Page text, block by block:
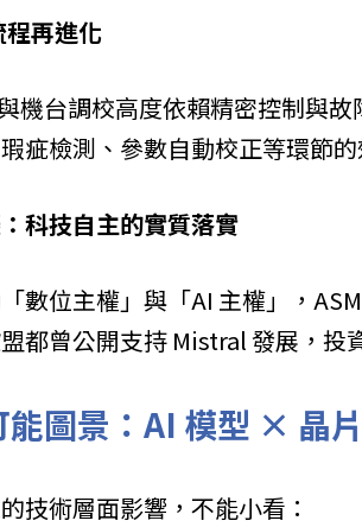
再進化
機台調校高度依賴精密控制與
疵檢測、參數自動校正等環節的
科技自主的實質落實
數位主權」與「AI 主權」，
都曾公開支持 Mistral 發展，投
能圖景：AI 模型 × 晶
技術層面影響，不能小看：